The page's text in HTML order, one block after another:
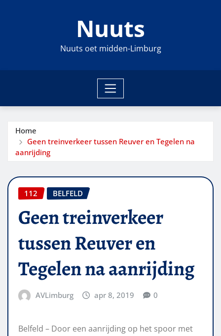
Nuuts
Nuuts oet midden-Limburg
Home
Geen treinverkeer tussen Reuver en Tegelen na
aanrijding
112 BELFELD
Geen treinverkeer
tussen Reuver en
Tegelen na aanrijding
AVLimburg apr 8, 2019 0
Belfeld – Door een aanrijding op het spoor met